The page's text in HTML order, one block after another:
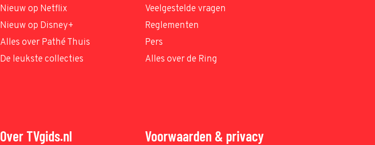
Nieuw op Netflix
Nieuw op Disney+
Alles over Pathé Thuis
De leukste collecties
Veelgestelde vragen
Reglementen
Pers
Alles over de Ring
Over TVgids.nl Voorwaarden & privacy